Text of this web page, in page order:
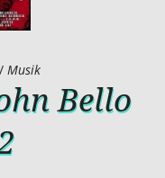
/ Musik
Bello